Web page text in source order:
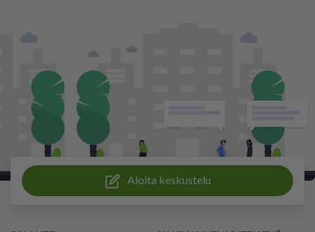
Aloita keskustelu